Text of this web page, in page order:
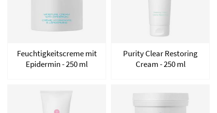
Feuchtigkeitscreme mit
Epidermin - 250 ml
Purity Clear Restoring
Cream - 250 ml